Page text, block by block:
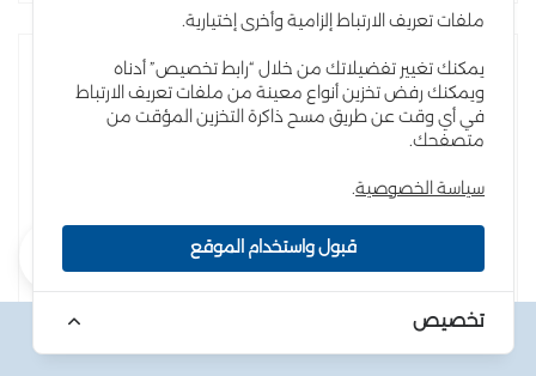
ملفات تعريف الارتباط إلزامية وأخرى إختيارية.
يمكنك تغيير تفضيلاتك من خلال “رابط تخصيص” أدناه
ويمكنك رفض تخزين أنواع معينة من ملفات تعريف الارتباط
في أي وقت عن طريق مسح ذاكرة التخزين المؤقت من
متصفحك.
سياسة الخصوصية.
قبول واستخدام الموقع
تخصيص